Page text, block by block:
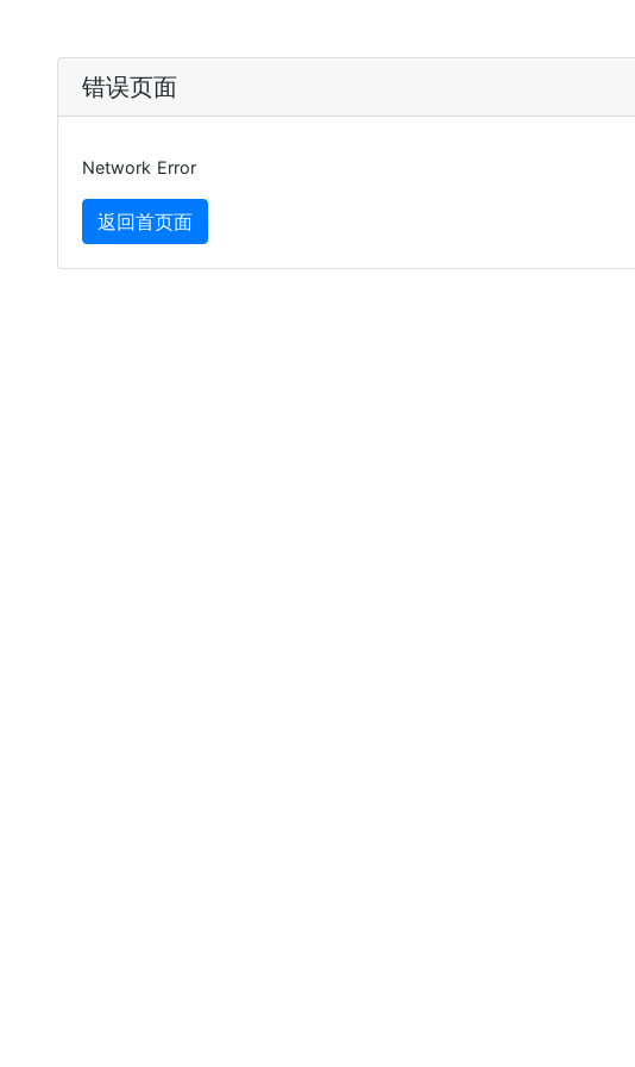
错误页面
Network Error
返回首页面